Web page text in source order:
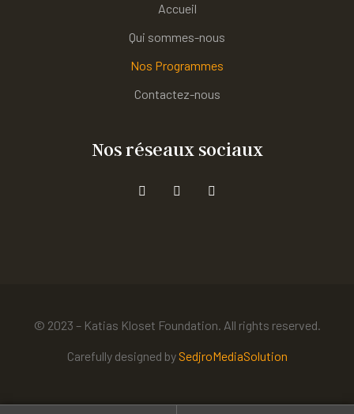
Accueil
Qui sommes-nous
Nos Programmes
Contactez-nous
Nos réseaux sociaux
© 2023 – Katias Kloset Foundation. All rights reserved.
Carefully designed by SedjroMediaSolution